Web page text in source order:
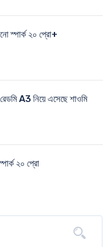
স্পার্ক ২০ প্রো+
A3 নিয়ে এসেছে শাওমি
২০ প্রো